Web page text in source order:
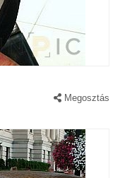
Megosztás